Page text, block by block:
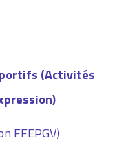
(Activités
FFEPGV)